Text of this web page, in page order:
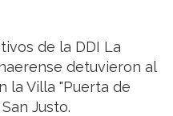
de la DDI La
detuvieron al
la Villa "Puerta de
Justo.